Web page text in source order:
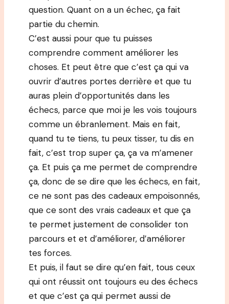
question. Quant on a un échec, ça fait
partie du chemin.
C’est aussi pour que tu puisses
comprendre comment améliorer les
choses. Et peut être que c’est ça qui va
ouvrir d’autres portes derrière et que tu
auras plein d’opportunités dans les
échecs, parce que moi je les vois toujours
comme un ébranlement. Mais en fait,
quand tu te tiens, tu peux tisser, tu dis en
fait, c’est trop super ça, ça va m’amener
ça. Et puis ça me permet de comprendre
ça, donc de se dire que les échecs, en fait,
ce ne sont pas des cadeaux empoisonnés,
que ce sont des vrais cadeaux et que ça
te permet justement de consolider ton
parcours et et d’améliorer, d’améliorer
tes forces.
Et puis, il faut se dire qu’en fait, tous ceux
qui ont réussit ont toujours eu des échecs
et que c’est ça qui permet aussi de